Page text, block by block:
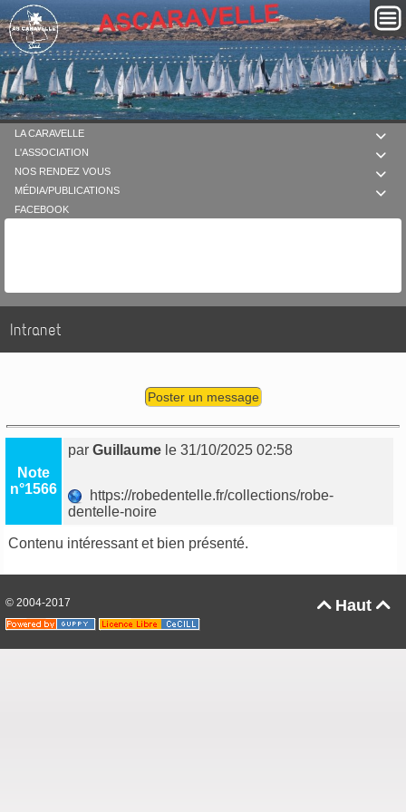

LA CARAVELLE

L'ASSOCIATION

NOS RENDEZ VOUS

MÉDIA/PUBLICATIONS
FACEBOOK
Intranet
Poster un message
Note
n°1566
parGuillaume le 31/10/2025 02:58
https://robedentelle.fr/collections/robe-
dentelle-noire
Contenu intéressant et bien présenté.
Haut 
© 2004-2017